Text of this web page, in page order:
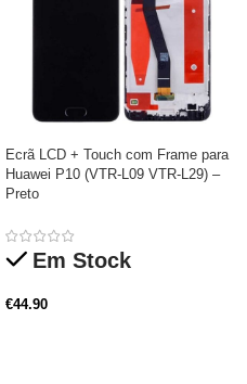
Ecrã LCD + Touch com Frame para
Huawei P10 (VTR-L09 VTR-L29) –
Preto
Em Stock
€44.90